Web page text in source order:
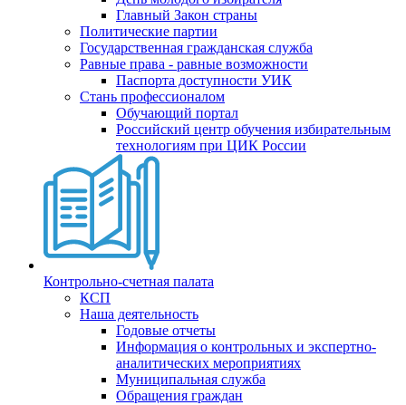
Главный Закон страны
Политические партии
Государственная гражданская служба
Равные права - равные возможности
Паспорта доступности УИК
Стань профессионалом
Обучающий портал
Российский центр обучения избирательным
технологиям при ЦИК России
Контрольно-счетная палата
КСП
Наша деятельность
Годовые отчеты
Информация о контрольных и экспертно-
аналитических мероприятиях
Муниципальная служба
Обращения граждан